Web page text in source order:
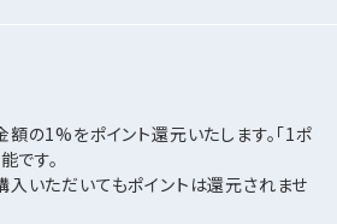
の1%をポイント還元いたします。「1ポ
です。
いただいてもポイントは還元されませ